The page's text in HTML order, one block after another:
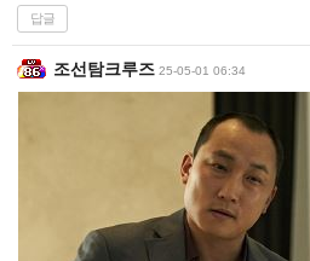
답글
조선탐크루즈 25-05-01 06:34